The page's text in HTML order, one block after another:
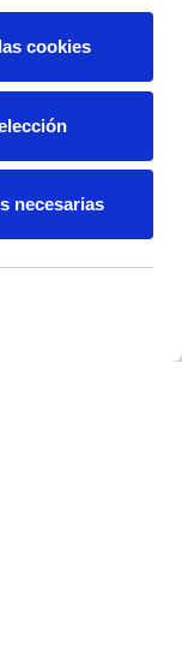
cookies
necesarias